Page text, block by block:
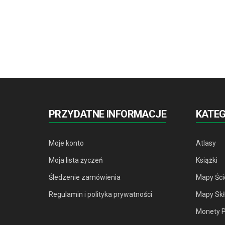
PRZYDATNE INFORMACJE
Moje konto
Moja lista życzeń
Śledzenie zamówienia
Regulamin i polityka prywatności
Atlasy
Książki
Mapy
Mapy
Monety